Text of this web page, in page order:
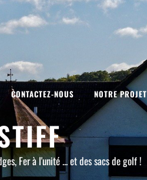
CONTACTEZ-NOUS NOTRE PROJET
Fer à l'unité ... et des sacs de golf !